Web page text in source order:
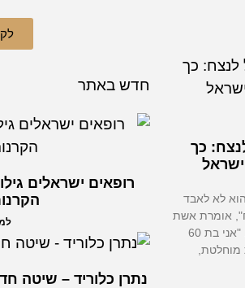
כך
לא לאבד
אומרת אשת
העסקים גליה אלבין. "אני בת 60
מוחלטת,
חדש באתר
רופאים ישראלים
נתרן כלוריד – שיטה